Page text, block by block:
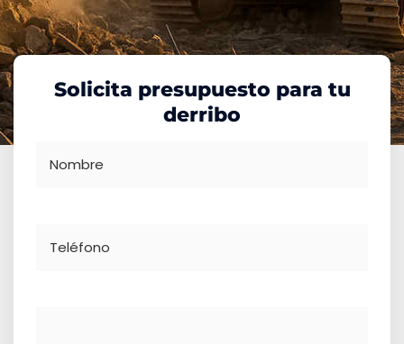
Solicita presupuesto para tu
derribo